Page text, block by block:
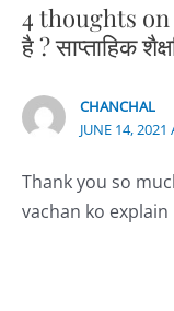
4 thoughts on
है ? साप्ताहिक
CHANCHAL
JUNE 14, 2021
Thank you so
vachan ko explain